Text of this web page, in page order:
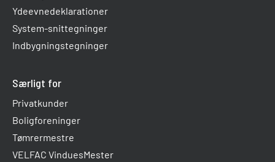
Ydeevnedeklarationer
System-snittegninger
Indbygningstegninger
Særligt for
Privatkunder
Boligforeninger
Tømrermestre
VELFAC VinduesMester